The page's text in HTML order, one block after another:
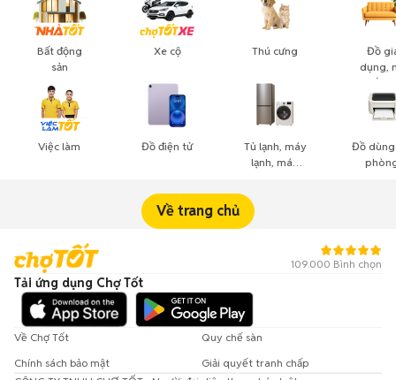
Bất động
sản
Việc làm
Xe cộ
Đồ điện tử
Thú cưng
Tủ lạnh, máy
lạnh, máy
Đồ
dụng,
thất,
cảnh
Đồ dùng
Về trang chủ
109.000 Bình chọn
Tải ứng dụng Chợ Tốt
Về Chợ Tốt
Quy chế sàn
Chính sách bảo mật
Giải quyết tranh chấp